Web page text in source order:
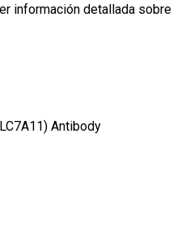
información detallada sobre
Antibody